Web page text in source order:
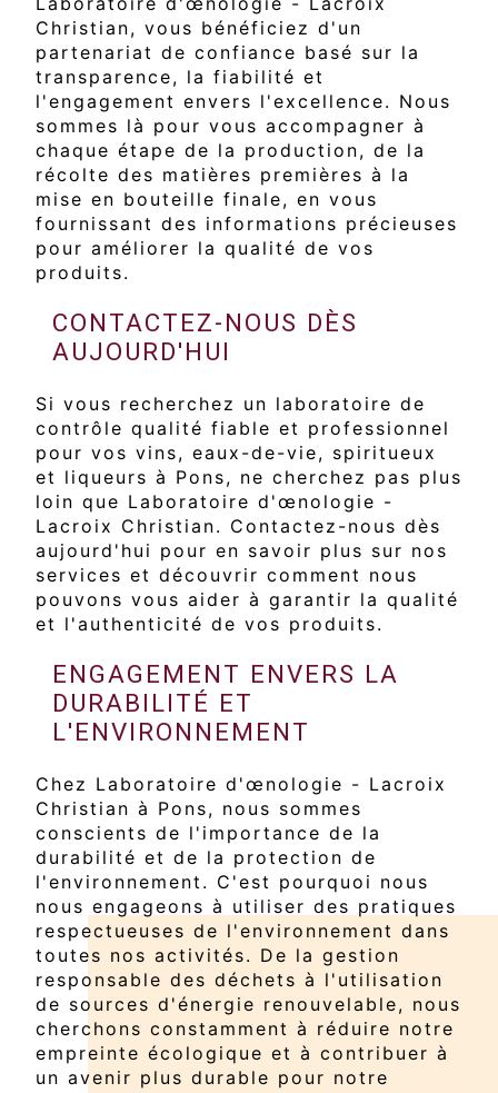
Christian, vous bénéficiez d'un
partenariat de confiance basé sur la
transparence, la fiabilité et
l'engagement envers l'excellence. Nous
sommes là pour vous accompagner à
chaque étape de la production, de la
récolte des matières premières à la
mise en bouteille finale, en vous
fournissant des informations précieuses
pour améliorer la qualité de vos
produits.
CONTACTEZ-NOUS DÈS
AUJOURD'HUI
Si vous recherchez un laboratoire de
contrôle qualité fiable et professionnel
pour vos vins, eaux-de-vie, spiritueux
et liqueurs à Pons, ne cherchez pas plus
loin que Laboratoire d'œnologie -
Lacroix Christian. Contactez-nous dès
aujourd'hui pour en savoir plus sur nos
services et découvrir comment nous
pouvons vous aider à garantir la qualité
et l'authenticité de vos produits.
ENGAGEMENT ENVERS LA
DURABILITÉ ET
L'ENVIRONNEMENT
Chez Laboratoire d'œnologie - Lacroix
Christian à Pons, nous sommes
conscients de l'importance de la
durabilité et de la protection de
l'environnement. C'est pourquoi nous
nous engageons à utiliser des pratiques
respectueuses de l'environnement dans
toutes nos activités. De la gestion
responsable des déchets à l'utilisation
de sources d'énergie renouvelable, nous
cherchons constamment à réduire notre
empreinte écologique et à contribuer à
un avenir plus durable pour notre